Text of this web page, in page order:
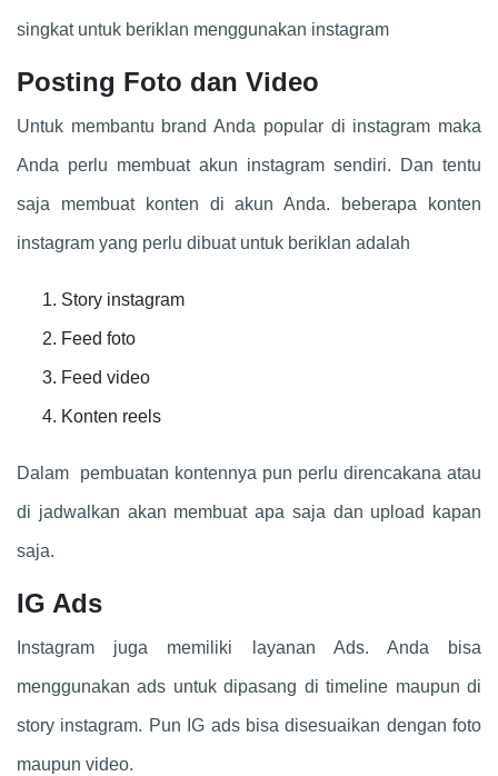
singkat untuk beriklan menggunakan instagram
Posting Foto dan Video
Untuk membantu brand Anda popular di instagram maka
Anda perlu membuat akun instagram sendiri. Dan tentu
saja membuat konten di akun Anda. beberapa konten
instagram yang perlu dibuat untuk beriklan adalah
Story instagram
Feed foto
Feed video
Konten reels
Dalam pembuatan kontennya pun perlu direncakana atau
di jadwalkan akan membuat apa saja dan upload kapan
saja.
IG Ads
Instagram juga memiliki layanan Ads. Anda bisa
menggunakan ads untuk dipasang di timeline maupun di
story instagram. Pun IG ads bisa disesuaikan dengan foto
maupun video.